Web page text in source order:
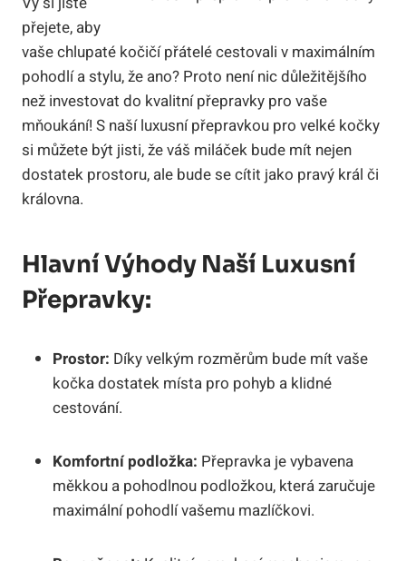
přejete, aby
vaše chlupaté kočičí přátelé cestovali v maximálním
pohodlí a stylu, že ano? Proto není nic důležitějšího
než investovat do kvalitní přepravky pro vaše
mňoukání! S naší luxusní přepravkou pro velké kočky
si můžete být jisti, že váš miláček bude mít nejen
dostatek prostoru, ale bude se cítit jako pravý král či
královna.
Hlavní Výhody Naší Luxusní
Přepravky:
Prostor: Díky velkým rozměrům bude mít vaše
kočka dostatek místa pro pohyb a klidné
cestování.
Komfortní podložka: Přepravka je vybavena
měkkou a pohodlnou podložkou, která zaručuje
maximální pohodlí vašemu mazlíčkovi.